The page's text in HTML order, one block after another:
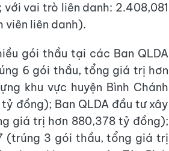
vai trò liên danh: 2.408,081
liên danh).
gói thầu tại các Ban QLDA
6 gói thầu, tổng giá trị hơn
khu vực huyện Bình Chánh
đồng); Ban QLDA đầu tư xây
giá trị hơn 880,378 tỷ đồng);
(trúng 3 gói thầu, tổng giá trị